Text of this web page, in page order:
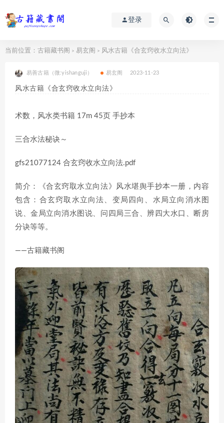
登录
当前位置： 古籍藏书阁 > 易玄阁 > 风水古籍《合玄窍收水立向法》
易善古籍（微:yishanguji） 易玄阁 2023-11-23
风水古籍《合玄窍收水立向法》
术数，风水类书籍 17m 45页 手抄本
三合水法秘诀～
gfs21077124 合玄窍收水立向法.pdf
简介：《合玄窍取水立向法》风水堪舆手抄本一册，内容
包含：合玄窍取水立向法、变局四向、水局立向消水图
说、金局立向消水图说、问四局三合、辨四大水口、断房
分诀等等。
——古籍藏书阁